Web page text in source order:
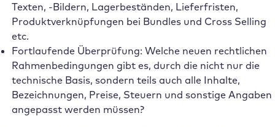
Texten, -Bildern, Lagerbeständen, Lieferfristen,
Produktverknüpfungen bei Bundles und Cross Selling
etc.
Fortlaufende Überprüfung: Welche neuen rechtlichen
Rahmenbedingungen gibt es, durch die nicht nur die
technische Basis, sondern teils auch alle Inhalte,
Bezeichnungen, Preise, Steuern und sonstige Angaben
angepasst werden müssen?